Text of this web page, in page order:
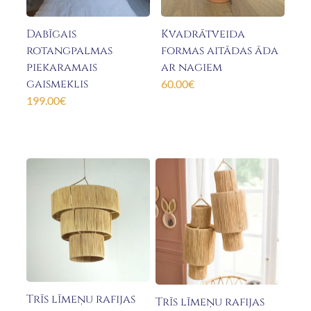
Dabīgais
rotangpalmas
piekaramais
gaismeklis
199.00€
Kvadrātveida
formas aitādas āda
ar nagiem
60.00€
Trīs līmeņu rafijas
Trīs līmeņu rafijas